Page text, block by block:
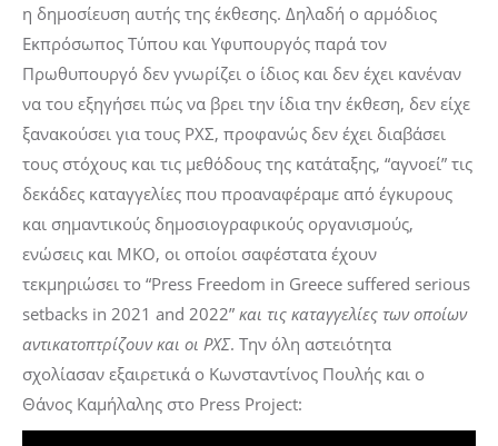
η δημοσίευση αυτής της έκθεσης. Δηλαδή ο αρμόδιος
Εκπρόσωπος Τύπου και Υφυπουργός παρά τον
Πρωθυπουργό δεν γνωρίζει ο ίδιος και δεν έχει κανέναν
να του εξηγήσει πώς να βρει την ίδια την έκθεση, δεν είχε
ξανακούσει για τους ΡΧΣ, προφανώς δεν έχει διαβάσει
τους στόχους και τις μεθόδους της κατάταξης, “αγνοεί” τις
δεκάδες καταγγελίες που προαναφέραμε από έγκυρους
και σημαντικούς δημοσιογραφικούς οργανισμούς,
ενώσεις και ΜΚΟ, οι οποίοι σαφέστατα έχουν
τεκμηριώσει το “Press Freedom in Greece suffered serious
setbacks in 2021 and 2022” και τις καταγγελίες των οποίων
αντικατοπτρίζουν και οι ΡΧΣ. Την όλη αστειότητα
σχολίασαν εξαιρετικά ο Κωνσταντίνος Πουλής και ο
Θάνος Καμήλαλης στο Press Project: